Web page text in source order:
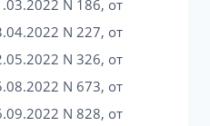
N 186, от
N 227, от
N 326, от
N 673, от
N 828, от